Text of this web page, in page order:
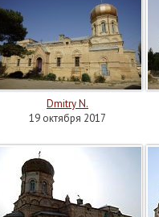
Dmitry N.
19 октября 2017